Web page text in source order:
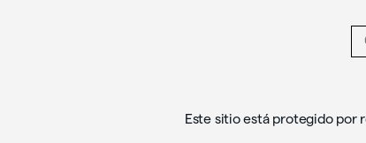
Este sitio está protegido por